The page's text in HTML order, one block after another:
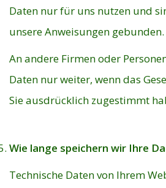
Daten nur für uns nutzen und
unsere Anweisungen gebunden.
An andere Firmen oder
Daten nur weiter, wenn das
Sie ausdrücklich zugestimmt
Wie lange speichern wir Ihre
Technische Daten von Ihrem